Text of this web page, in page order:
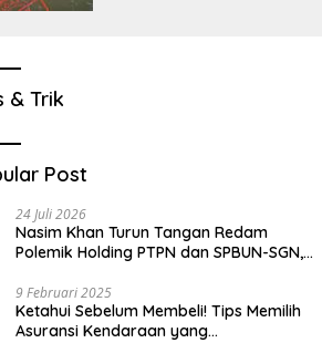
& Trik
Post
24 Juli 2026
Nasim Khan Turun Tangan Redam
Polemik Holding PTPN dan SPBUN-SGN,
9 Februari 2025
Ketahui Sebelum Membeli! Tips Memilih
Asuransi Kendaraan yang